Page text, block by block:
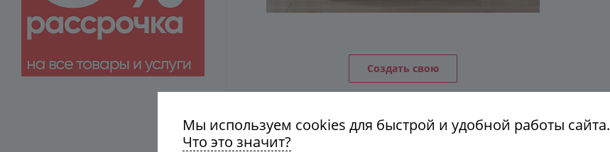
Создать свою
Мы используем cookies для быстрой и удобной работы сайта.
Что это значит?